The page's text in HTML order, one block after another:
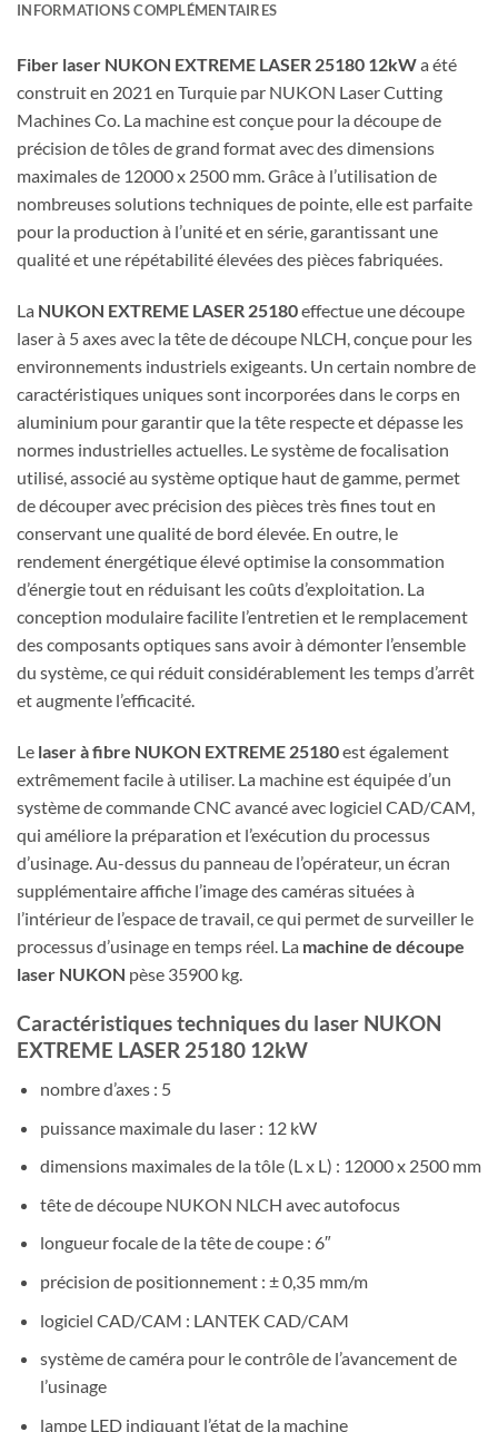
INFORMATIONS COMPLÉMENTAIRES
Fiber laser NUKON EXTREME LASER 25180 12kWa été
construit en 2021 en Turquie par NUKON Laser Cutting
Machines Co. La machine est conçue pour la découpe de
précision de tôles de grand format avec des dimensions
maximales de 12000 x 2500 mm. Grâce à l’utilisation de
nombreuses solutions techniques de pointe, elle est parfaite
pour la production à l’unité et en série, garantissant une
qualité et une répétabilité élevées des pièces fabriquées.
La NUKON EXTREME LASER 25180effectue une découpe
laser à 5 axes avec la tête de découpe NLCH, conçue pour les
environnements industriels exigeants. Un certain nombre de
caractéristiques uniques sont incorporées dans le corps en
aluminium pour garantir que la tête respecte et dépasse les
normes industrielles actuelles. Le système de focalisation
utilisé, associé au système optique haut de gamme, permet
de découper avec précision des pièces très fines tout en
conservant une qualité de bord élevée. En outre, le
rendement énergétique élevé optimise la consommation
d’énergie tout en réduisant les coûts d’exploitation. La
conception modulaire facilite l’entretien et le remplacement
des composants optiques sans avoir à démonter l’ensemble
du système, ce qui réduit considérablement les temps d’arrêt
et augmente l’efficacité.
Le laser à fibre NUKON EXTREME 25180est également
extrêmement facile à utiliser. La machine est équipée d’un
système de commande CNC avancé avec logiciel CAD/CAM,
qui améliore la préparation et l’exécution du processus
d’usinage. Au-dessus du panneau de l’opérateur, un écran
supplémentaire affiche l’image des caméras situées à
l’intérieur de l’espace de travail, ce qui permet de surveiller le
processus d’usinage en temps réel. La machine de découpe
laser NUKON pèse 35900 kg.
Caractéristiques techniques du laser NUKON
EXTREME LASER 25180 12kW
nombre d’axes : 5
puissance maximale du laser : 12 kW
dimensions maximales de la tôle (L x L) : 12000 x 2500 mm
tête de découpe NUKON NLCH avec autofocus
longueur focale de la tête de coupe : 6″
précision de positionnement : ± 0,35 mm/m
logiciel CAD/CAM : LANTEK CAD/CAM
système de caméra pour le contrôle de l’avancement de
l’usinage
lampe LED indiquant l’état de la machine